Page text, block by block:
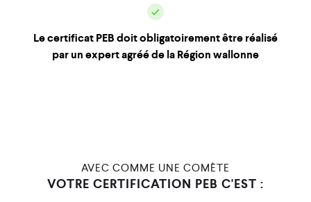
Le certificat PEB doit obligatoirement être réalisé
par un expert agréé de la Région wallonne
AVEC COMME UNE COMÈTE
VOTRE CERTIFICATION PEB C'EST :